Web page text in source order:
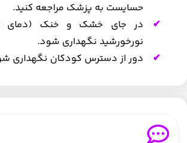
حسایست به پزشک مراجعه کنید.
در جای خشک و خنک (دمای
نورخورشید نگهداری شود.
دور از دسترس کودکان نگهداری